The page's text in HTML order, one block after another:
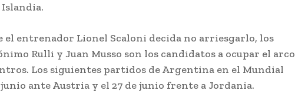
el entrenador Lionel Scaloni decida no arriesgarlo, los
Rulli y Juan Musso son los candidatos a ocupar el arco
Los siguientes partidos de Argentina en el Mundial
junio ante Austria y el 27 de junio frente a Jordania.